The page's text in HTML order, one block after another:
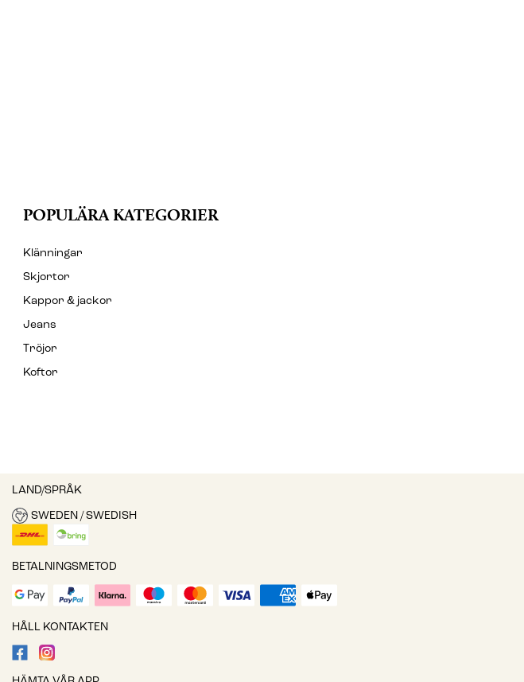
POPULÄRA KATEGORIER
Klänningar
Skjortor
Kappor & jackor
Jeans
Tröjor
Koftor
LAND/SPRÅK
SWEDEN / SWEDISH
BETALNINGSMETOD
HÅLL KONTAKTEN